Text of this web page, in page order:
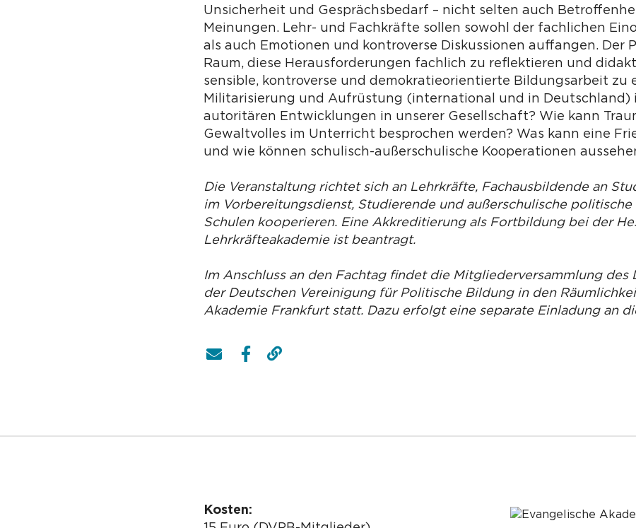
Unsicherheit und Gesprächsbedarf – nicht selten auch
Meinungen. Lehr- und Fachkräfte sollen sowohl der fachlichen
als auch Emotionen und kontroverse Diskussionen auffangen.
Raum, diese Herausforderungen fachlich zu reflektieren und
sensible, kontroverse und demokratieorientierte Bildungsarbeit zu
Militarisierung und Aufrüstung (international und in Deutschland)
autoritären Entwicklungen in unserer Gesellschaft? Wie kann
Gewaltvolles im Unterricht besprochen werden? Was kann eine
und wie können schulisch-außerschulische Kooperationen
Die Veranstaltung richtet sich an Lehrkräfte, Fachausbildende an
im Vorbereitungsdienst, ­Studierende und außerschulische
Schulen kooperieren. Eine Akkreditierung als Fortbildung bei der
Lehrkräfteakademie ist beantragt.
Im Anschluss an den Fachtag findet die Mitgliederversammlung des
der Deutschen Vereinigung für Politische Bildung in den
Akademie Frankfurt statt. Dazu erfolgt eine separate Einladung an
Kosten: